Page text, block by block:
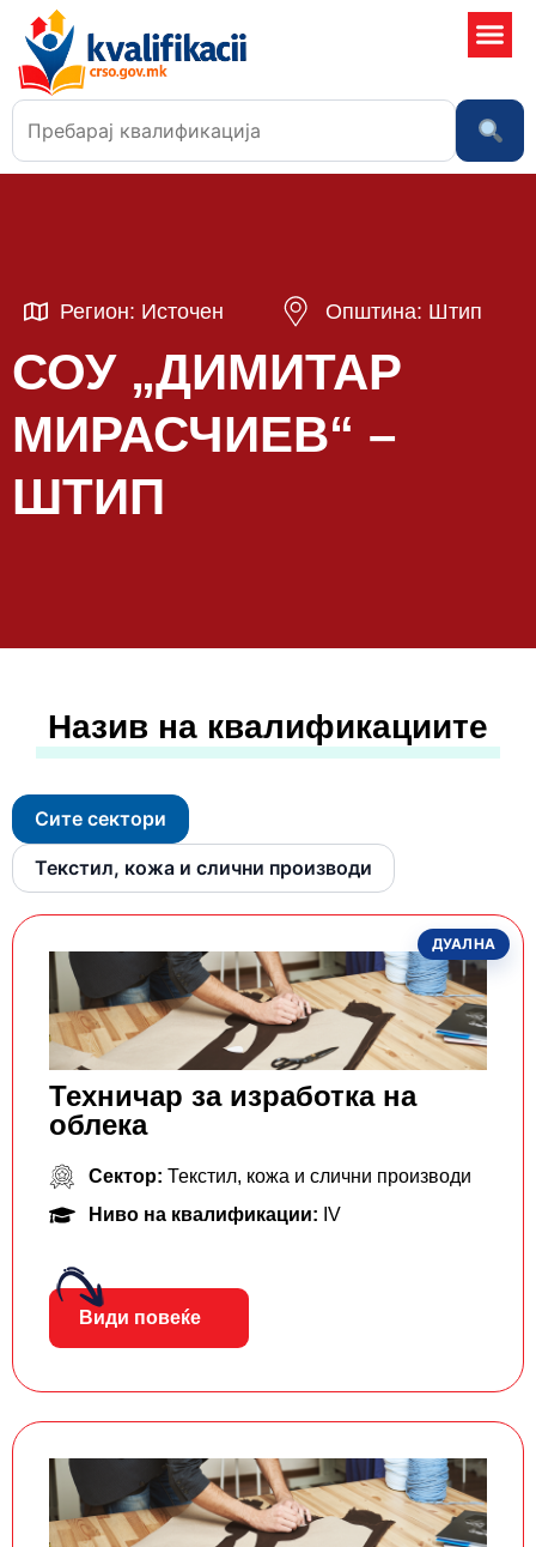
Регион: Источен Општина: Штип
СОУ „ДИМИТАР
МИРАСЧИЕВ“ –
ШТИП
Назив на квалификациите
Сите сектори
Текстил, кожа и слични производи
ДУАЛНА
Техничар за изработка на
облека
Сектор: Текстил, кожа и слични производи
Ниво на квалификации: IV
Види повеќе